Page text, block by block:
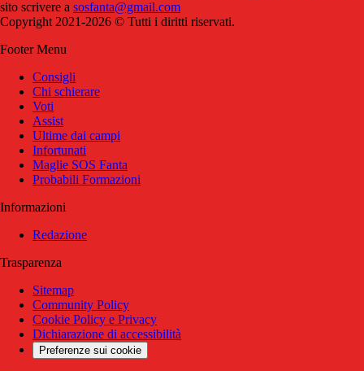
sito scrivere a sosfanta@gmail.com
Copyright 2021-2026 © Tutti i diritti riservati.
Footer Menu
Consigli
Chi schierare
Voti
Assist
Ultime dai campi
Infortunati
Maglie SOS Fanta
Probabili Formazioni
Informazioni
Redazione
Trasparenza
Sitemap
Community Policy
Cookie Policy e Privacy
Dichiarazione di accessibilità
Preferenze sui cookie